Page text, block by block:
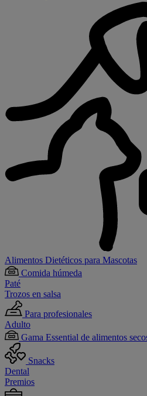
Alimentos Dietéticos para Mascotas
Comida húmeda
Paté
Trozos en salsa
Para profesionales
Adulto
Gama Essential de alimentos
Snacks
Dental
Premios